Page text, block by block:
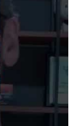
para
Unido. No
ao